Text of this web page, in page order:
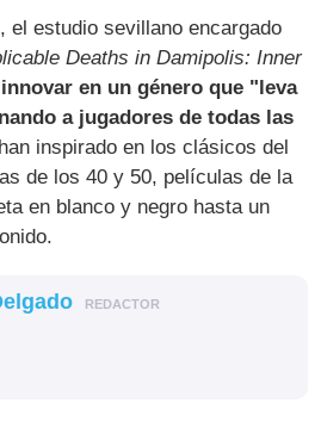
el estudio sevillano encargado
Deaths in Damipolis: Inner
en un género que "leva
a jugadores de todas las
inspirado en los clásicos del
de los 40 y 50, películas de la
en blanco y negro hasta un
REDACTOR